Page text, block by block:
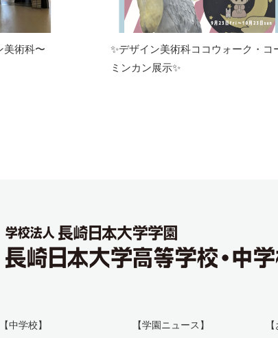
美術科〜
✨デザイン美術科ココウォーク・コ
ミンカン展示✨
【中学校】 【学園ニュース】